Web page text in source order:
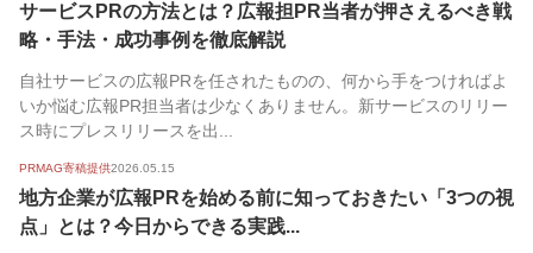
サービスPRの方法とは？広報担PR当者が押さえるべき戦
略・手法・成功事例を徹底解説
自社サービスの広報PRを任されたものの、何から手をつければよ
いか悩む広報PR担当者は少なくありません。新サービスのリリー
ス時にプレスリリースを出...
PRMAG寄稿提供2026.05.15
地方企業が広報PRを始める前に知っておきたい「3つの視
点」とは？今日からできる実践...